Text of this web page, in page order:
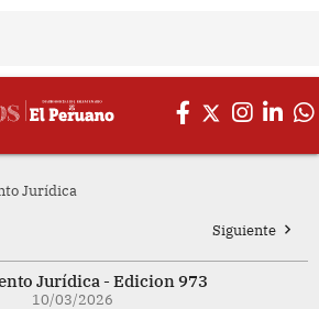
Jurídica
Siguiente chevron_right
Jurídica - Edicion 973
10/03/2026